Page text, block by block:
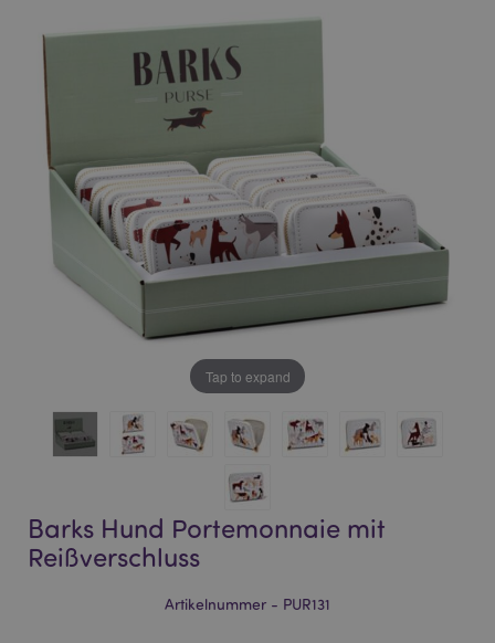
end
images
gallery
beginning
images
gallery
Tap to expand
Barks Hund Portemonnaie mit
Reißverschluss
Artikelnummer - PUR131